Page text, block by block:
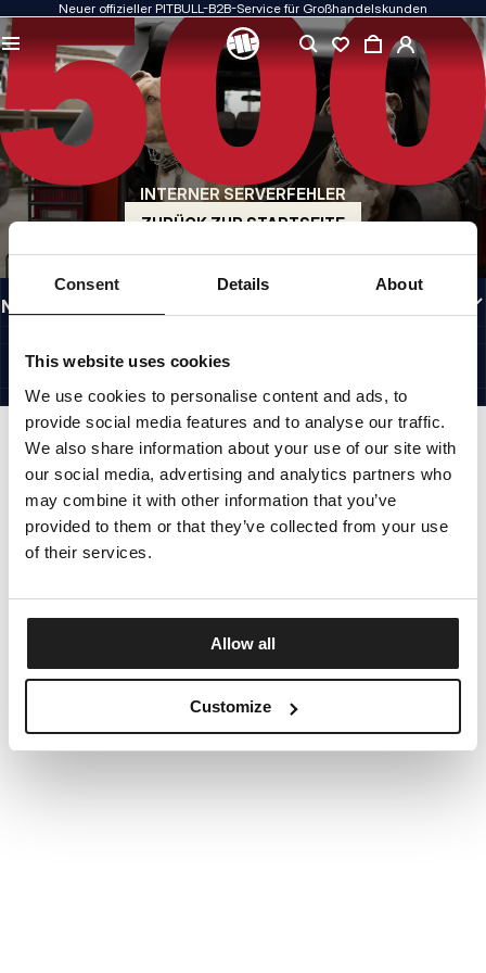
Consent Details About
This website uses cookies
We use cookies to personalise content and ads, to
provide social media features and to analyse our traffic.
We also share information about your use of our site with
our social media, advertising and analytics partners who
may combine it with other information that you’ve
provided to them or that they’ve collected from your use
of their services.
Allow all
Customize
Neuer offizieller PITBULL-B2B-Service für Großhandelskunden
INTERNER SERVERFEHLER
ZURÜCK ZUR STARTSEITE
QUALITÄT HAT FÜR UNS PRIORITÄT
Unsere Kleidung fertigen wir mit Leidenschaft. Bei Haltbarkeit, Langlebigkeit der
Materialien und Liebe zum Detail machen wir keine Kompromisse.
US ORIGIN
Unsere Wurzeln reichen zurück ins San Diego der frühen 1990er Jahre. Unser Stil
ist roh, authentisch und kompromisslos.
MARKE MIT CHARAKTER
Unsere Kollektionen werden von Sportlern, Kämpfern und unbeirrbaren
Individualisten gewählt.
INFORMATIONEN
NÜTZLICHE LINKS
©1997 - 2026 PITBULL SP. Z O.O. ALLE RECHTE VORBEHALTEN.
SITE CREDITS
NACH OBEN GEHEN